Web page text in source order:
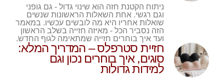
ניתוח הקטנת חזה הוא שינוי גדול - גם גופני
וגם רגשי. אחת השאלות הראשונות שנשים
שואלות אחריו היא מה לובשים עכשיו. במאמר
הזה נסביר הכל - מאיזה חזייה בשלב הראשון
ועד איך בוחרים חזייה שמתאימה לגוף החדש.
חזיית סטרפלס – המדריך המלא:
סוגים, איך בוחרים נכון וגם
למידות גדולות